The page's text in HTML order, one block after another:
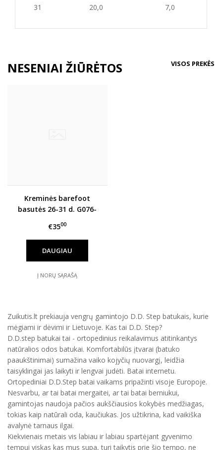
31 20,0 7,0
NESENIAI ŽIŪRĖTOS VISOS PREKĖS
Kreminės barefoot
basutės 26-31 d. G076-
€3500
DAUGIAU
Į NORŲ SĄRAŠĄ
Zuikutis.lt prekiauja vengrų gamintojo D.D. Step batukais, kurie
mėgiami ir dėvimi ir Lietuvoje. Kas tai D.D. Step?
D.D.step batukai tai - ortopedinius reikalavimus atitinkantys
natūralios odos batukai. Komfortabilūs įtvarai (batuko
paaukštinimai) sumažina vaiko kojyčių nuovargį, leidžia
taisyklingai jas laikyti ir lengvai judėti. Batai internetu.
Ortopediniai D.D.Step batai vaikams pripažinti visoje Europoje.
Nesvarbu, ar tai batai mergaitei, ar tai batai berniukui,
gamintojas naudoja pačios aukščiausios kokybės medžiagas,
tokias kaip natūrali oda, kaučiukas. Jos užtikrina, kad vaikiška
avalynė tarnaus ilgai.
Kiekvienais metais vis labiau ir labiau spartėjant gyvenimo
tempui viskas kas mus supa, turi taikytis prie šio tempo, ne